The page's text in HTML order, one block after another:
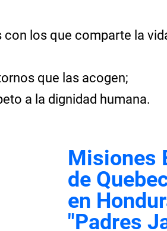
los que comparte la
que las acogen;
a la dignidad humana.
Misiones
de
en
"Padres